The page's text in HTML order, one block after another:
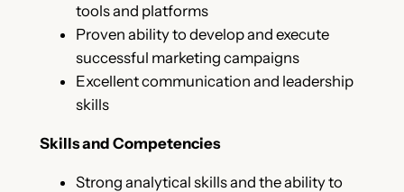
tools and platforms
Proven ability to develop and execute
successful marketing campaigns
Excellent communication and leadership
skills
Skills and Competencies
Strong analytical skills and the ability to